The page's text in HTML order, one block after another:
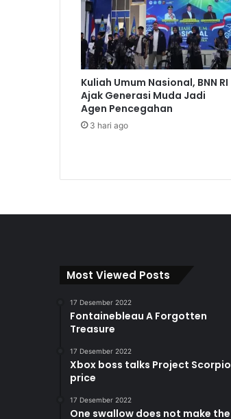
Kuliah Umum Nasional, BNN RI
Ajak Generasi Muda Jadi
Agen Pencegahan
3 hari ago
Most Viewed Posts
17 Desember 2022
Fontainebleau A Forgotten
Treasure
17 Desember 2022
Xbox boss talks Project Scorpio
price
17 Desember 2022
One swallow does not make the